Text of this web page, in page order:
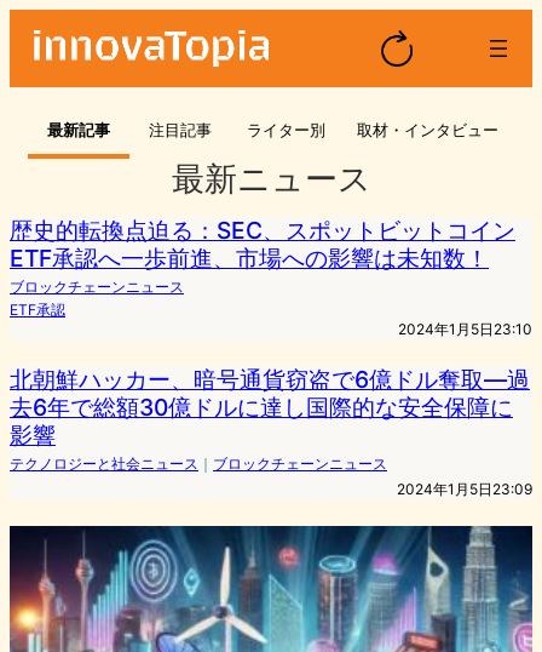
最新記事 注目記事 ライター別 取材・インタビュー
最新ニュース
歴史的転換点迫る：SEC、スポットビットコイン
ETF承認へ一歩前進、市場への影響は未知数！
ブロックチェーンニュース
ETF承認
2024年1月5日23:10
北朝鮮ハッカー、暗号通貨窃盗で6億ドル奪取—過
去6年で総額30億ドルに達し国際的な安全保障に
影響
テクノロジーと社会ニュース ｜ ブロックチェーンニュース
2024年1月5日23:09